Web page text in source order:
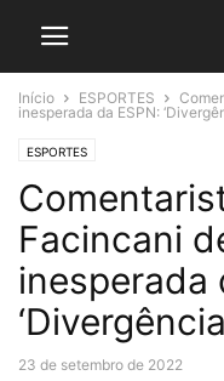
Início ESPORTES
inesperada da ESPN:
ESPORTES
Facincani
inesperada
23 de setembro de 2022